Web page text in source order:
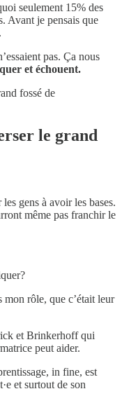
seulement 15% des
Avant je pensais que
pas. Ça nous
et échouent.
fossé de
le grand
gens à avoir les bases.
même pas franchir le
mon rôle, que c’était leur
et Brinkerhoff qui
peut aider.
in fine, est
et surtout de son